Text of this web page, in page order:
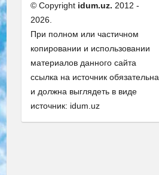
© Copyright idum.uz. 2012 -
2026.
При полном или частичном
копировании и использовании
материалов данного сайта
ссылка на источник обязательна
и должна выглядеть в виде
источник: idum.uz